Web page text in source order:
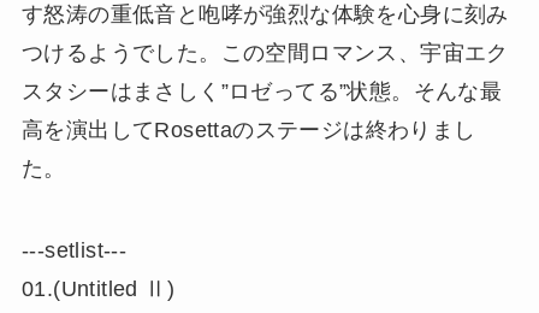
す怒涛の重低音と咆哮が強烈な体験を心身に刻み
つけるようでした。この空間ロマンス、宇宙エク
スタシーはまさしく”ロゼってる”状態。そんな最
高を演出してRosettaのステージは終わりまし
た。
‐‐‐setlist‐‐‐
01.(Untitled Ⅱ)